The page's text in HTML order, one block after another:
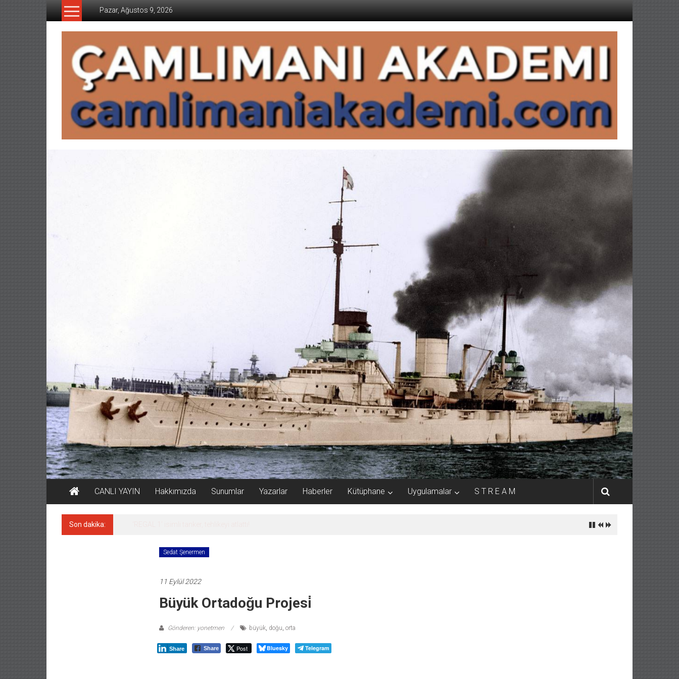
İçeriğe
Pazar, Ağustos 9, 2026
CAMLIMANI
AKADEMI
CANLI YAYIN Hakkımızda Sunumlar Yazarlar Haberler Kütüphane Uygulamalar S T R E A M
Son dakika:
Sedat Şenermen
11 Eylül 2022
Büyük Ortadoğu Projesi̇
Gönderen: yonetmen büyük, doğu, orta
Share Share Post Bluesky Telegram